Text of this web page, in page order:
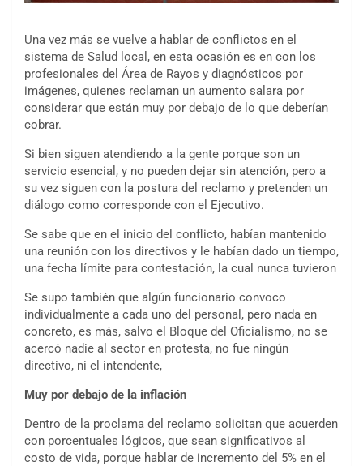
Una vez más se vuelve a hablar de conflictos en el
sistema de Salud local, en esta ocasión es en con los
profesionales del Área de Rayos y diagnósticos por
imágenes, quienes reclaman un aumento salara por
considerar que están muy por debajo de lo que deberían
cobrar.
Si bien siguen atendiendo a la gente porque son un
servicio esencial, y no pueden dejar sin atención, pero a
su vez siguen con la postura del reclamo y pretenden un
diálogo como corresponde con el Ejecutivo.
Se sabe que en el inicio del conflicto, habían mantenido
una reunión con los directivos y le habían dado un tiempo,
una fecha límite para contestación, la cual nunca tuvieron
Se supo también que algún funcionario convoco
individualmente a cada uno del personal, pero nada en
concreto, es más, salvo el Bloque del Oficialismo, no se
acercó nadie al sector en protesta, no fue ningún
directivo, ni el intendente,
Muy por debajo de la inflación
Dentro de la proclama del reclamo solicitan que acuerden
con porcentuales lógicos, que sean significativos al
costo de vida, porque hablar de incremento del 5% en el